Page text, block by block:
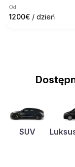
Od
1200€ / dzień
SUV